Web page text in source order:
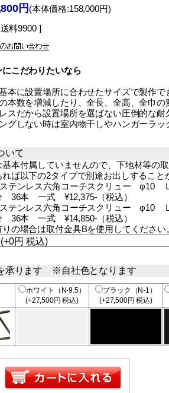
円 (本体価格:158,000円)
料9900 ]
こだわりたいなら
本に設置場所に合わせたサイズで製作で
本数を増減したり、全長、全高、全巾の
スだから設置場所を選ばない圧倒的な耐
グしない時は室内物干しやハンガーラッ
いて
本付属していませんので、下地材等の
ば以下の2タイプで別途お出しすること
テンレス六角コーチスクリュー φ10
一式 ¥12,375-（税込）
テンレス六角コーチスクリュー φ10
一式 ¥14,850-（税込）
の場合は取付金具Bを使用してください
承ります ※自社色となります
ホワイト（N-9.5）
(+27,500円 税込)
ブラック（N-1）
(+27,500円 税込)